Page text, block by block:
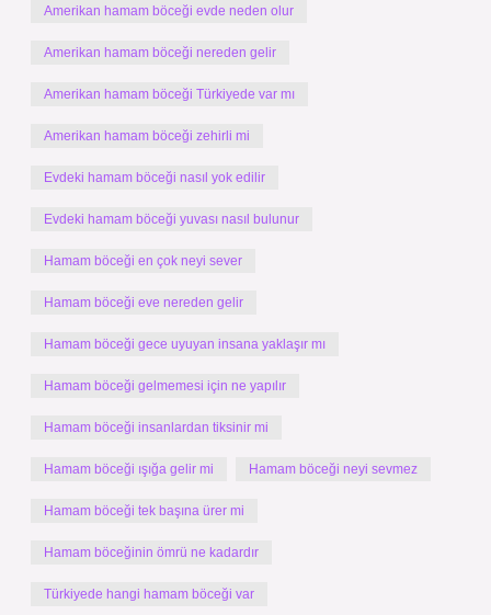
Amerikan hamam böceği evde neden olur
Amerikan hamam böceği nereden gelir
Amerikan hamam böceği Türkiyede var mı
Amerikan hamam böceği zehirli mi
Evdeki hamam böceği nasıl yok edilir
Evdeki hamam böceği yuvası nasıl bulunur
Hamam böceği en çok neyi sever
Hamam böceği eve nereden gelir
Hamam böceği gece uyuyan insana yaklaşır mı
Hamam böceği gelmemesi için ne yapılır
Hamam böceği insanlardan tiksinir mi
Hamam böceği ışığa gelir mi Hamam böceği neyi sevmez
Hamam böceği tek başına ürer mi
Hamam böceğinin ömrü ne kadardır
Türkiyede hangi hamam böceği var